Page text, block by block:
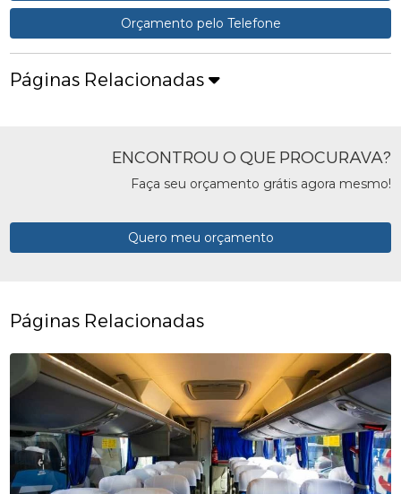
Orçamento pelo Telefone
Páginas Relacionadas
ENCONTROU O QUE PROCURAVA?
Faça seu orçamento grátis agora mesmo!
Quero meu orçamento
Páginas Relacionadas